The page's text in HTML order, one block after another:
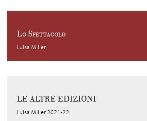
Lo Spettacolo
Luisa Miller
LE ALTRE EDIZIONI
Luisa Miller 2021-22